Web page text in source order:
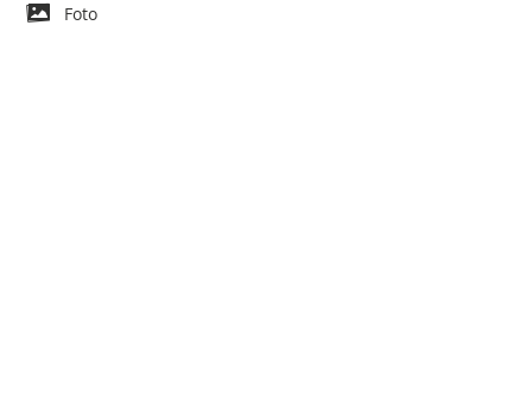
Foto